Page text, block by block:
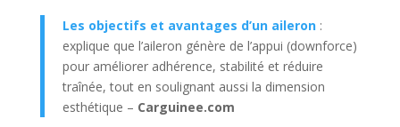
Les objectifs et avantages d’un aileron:
explique que l’aileron génère de l’appui (downforce)
pour améliorer adhérence, stabilité et réduire
traînée, tout en soulignant aussi la dimension
esthétique – Carguinee.com